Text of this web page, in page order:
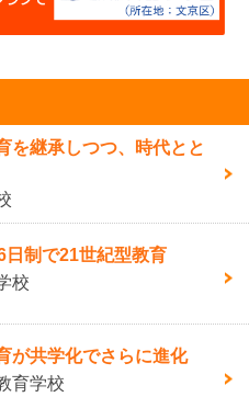
を継承しつつ、時代とと
日制で21世紀型教育
校
が共学化でさらに進化
育学校